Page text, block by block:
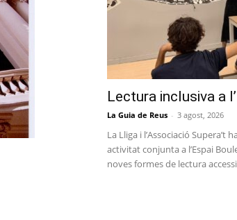
Lectura inclusiva a
La Guia de Reus - 3 agost, 2026
La Lliga i l’Associació Supera’t
activitat conjunta a l’Espai
noves formes de lectura